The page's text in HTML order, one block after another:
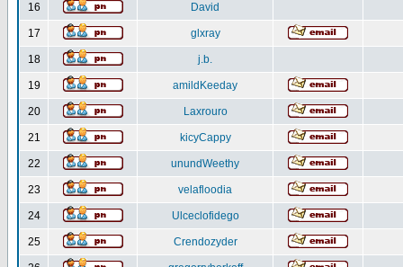
16 David
17 glxray
18 j.b.
19 amildKeeday
20 Laxrouro
21 kicyCappy
22 unundWeethy
23 velafloodia
24 Ulceclofidego
25 Crendozyder